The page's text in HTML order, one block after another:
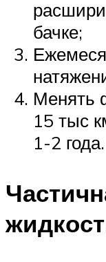
бачке;
Менять
15 тыс
1-2 года.